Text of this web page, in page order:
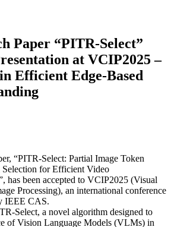
Paper “PITR-Select”
at VCIP2025 –
Efficient Edge-Based
“PITR-Select: Partial Image Token
for Efficient Video
has been accepted to VCIP2025 (Visual
Processing), an international conference
IEEE CAS.
Select, a novel algorithm designed to
of Vision Language Models (VLMs) in